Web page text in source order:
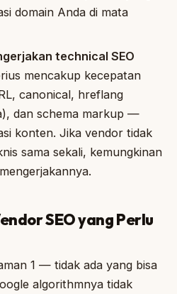
domain Anda di mata
technical SEO
mencakup kecepatan
canonical, hreflang
dan schema markup —
konten. Jika vendor tidak
sama sekali, kemungkinan
SEO yang Perlu
1 — tidak ada yang bisa
algorithmnya tidak